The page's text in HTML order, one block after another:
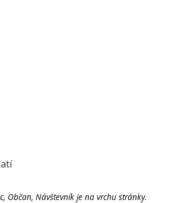
Občan, Návštevník je na vrchu stránky.